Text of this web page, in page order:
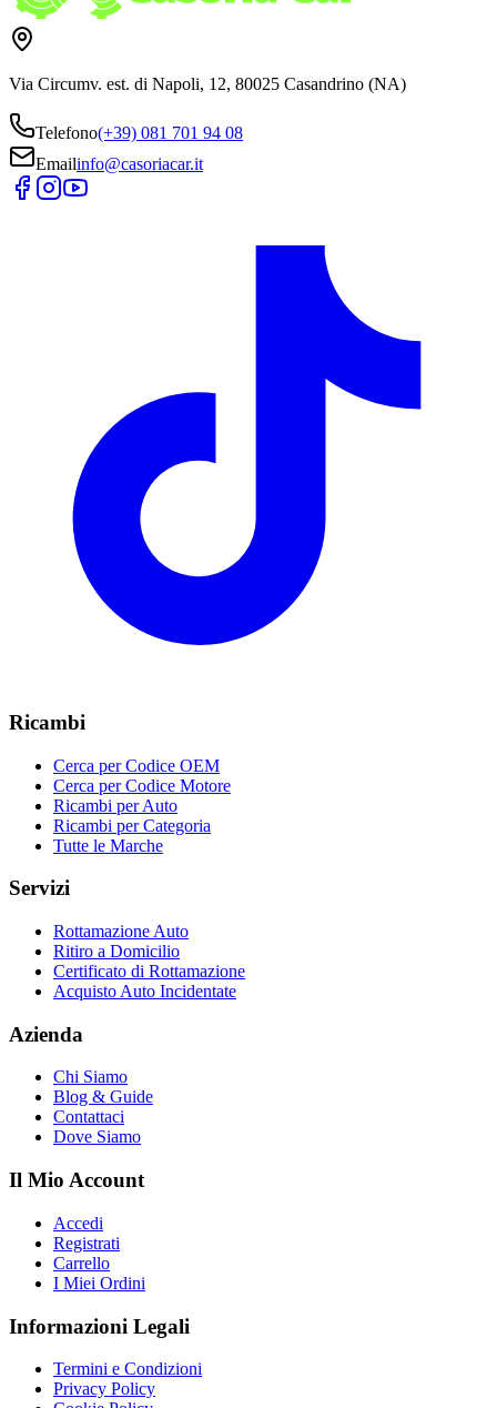
Via Circumv. est. di Napoli, 12, 80025 Casandrino (NA)
Telefono(+39) 081 701 94 08
Emailinfo@casoriacar.it
Ricambi
Cerca per Codice OEM
Cerca per Codice Motore
Ricambi per Auto
Ricambi per Categoria
Tutte le Marche
Servizi
Rottamazione Auto
Ritiro a Domicilio
Certificato di Rottamazione
Acquisto Auto Incidentate
Azienda
Chi Siamo
Blog & Guide
Contattaci
Dove Siamo
Il Mio Account
Accedi
Registrati
Carrello
I Miei Ordini
Informazioni Legali
Termini e Condizioni
Privacy Policy